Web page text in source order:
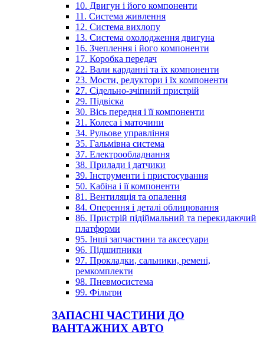
10. Двигун і його компоненти
11. Система живлення
12. Система вихлопу
13. Система охолодження двигуна
16. Зчеплення і його компоненти
17. Коробка передач
22. Вали карданні та їх компоненти
23. Мости, редуктори і їх компоненти
27. Сідельно-зчіпний пристрій
29. Підвіска
30. Вісь передня і її компоненти
31. Колеса і маточини
34. Рульове управління
35. Гальмівна система
37. Електрообладнання
38. Прилади і датчики
39. Інструменти і пристосування
50. Кабіна і її компоненти
81. Вентиляція та опалення
84. Оперення і деталі облицювання
86. Пристрій підіймальний та перекидаючий
платформи
95. Інші запчастини та аксесуари
96. Підшипники
97. Прокладки, сальники, ремені,
ремкомплекти
98. Пневмосистема
99. Фільтри
ЗАПАСНІ ЧАСТИНИ ДО
ВАНТАЖНИХ АВТО